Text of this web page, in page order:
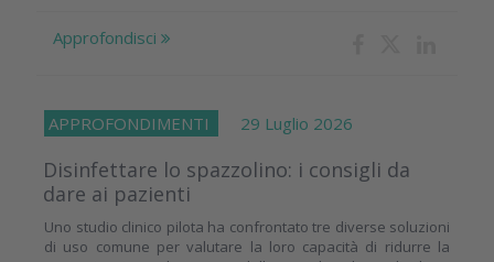
Approfondisci
APPROFONDIMENTI 29 Luglio 2026
Disinfettare lo spazzolino: i consigli da
dare ai pazienti
Uno studio clinico pilota ha confrontato tre diverse soluzioni
di uso comune per valutare la loro capacità di ridurre la